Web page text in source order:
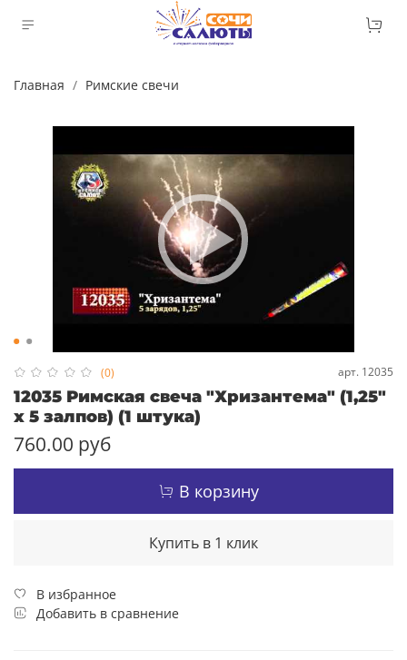
Главная Римские свечи
(0) арт. 12035
12035 Римская свеча "Хризантема" (1,25"
х 5 залпов) (1 штука)
760.00 руб
В корзину
Купить в 1 клик
В избранное
Добавить в сравнение